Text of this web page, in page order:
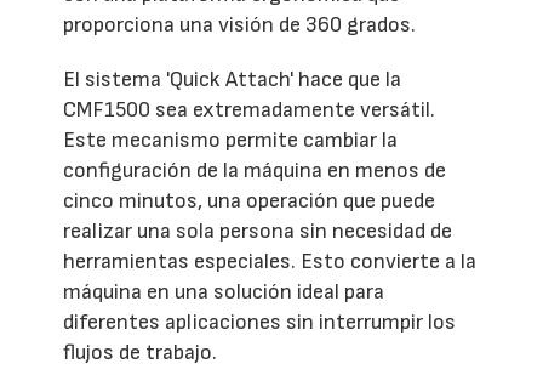
proporciona una visión de 360 grados.
El sistema 'Quick Attach' hace que la
CMF1500 sea extremadamente versátil.
Este mecanismo permite cambiar la
configuración de la máquina en menos de
cinco minutos, una operación que puede
realizar una sola persona sin necesidad de
herramientas especiales. Esto convierte a la
máquina en una solución ideal para
diferentes aplicaciones sin interrumpir los
flujos de trabajo.